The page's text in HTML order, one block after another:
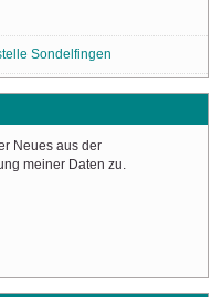
Sondelfingen
Neues aus der
meiner Daten zu.